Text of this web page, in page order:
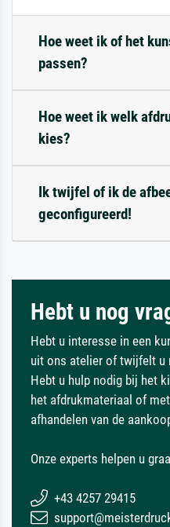
Hoe weet ik of het
passen?
Hoe weet ik welk
kies?
Ik twijfel of ik de
geconfigureerd!
Hebt u nog
Hebt u interesse in een
uit ons atelier of twijfelt u
Hebt u hulp nodig bij het
het afdrukmateriaal of
afhandelen van de
Onze experts helpen u
+43 4257 29415